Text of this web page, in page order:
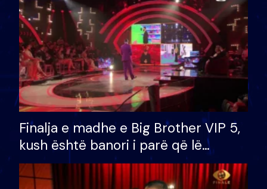
Finalja e madhe e Big Brother VIP 5,
kush është banori i parë që lë
shtëpinë dhe humb mundësinë për
të fituar çmimin e madh